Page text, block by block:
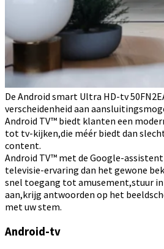
De Android smart Ultra HD-tv
verscheidenheid aan
Android TV™ biedt klanten een
tot tv-kijken,die méér biedt dan
content.
Android TV™ met de Google-
televisie-ervaring dan het gewone
snel toegang tot amusement,stuur
aan,krijg antwoorden op het
met uw stem.
Android-tv